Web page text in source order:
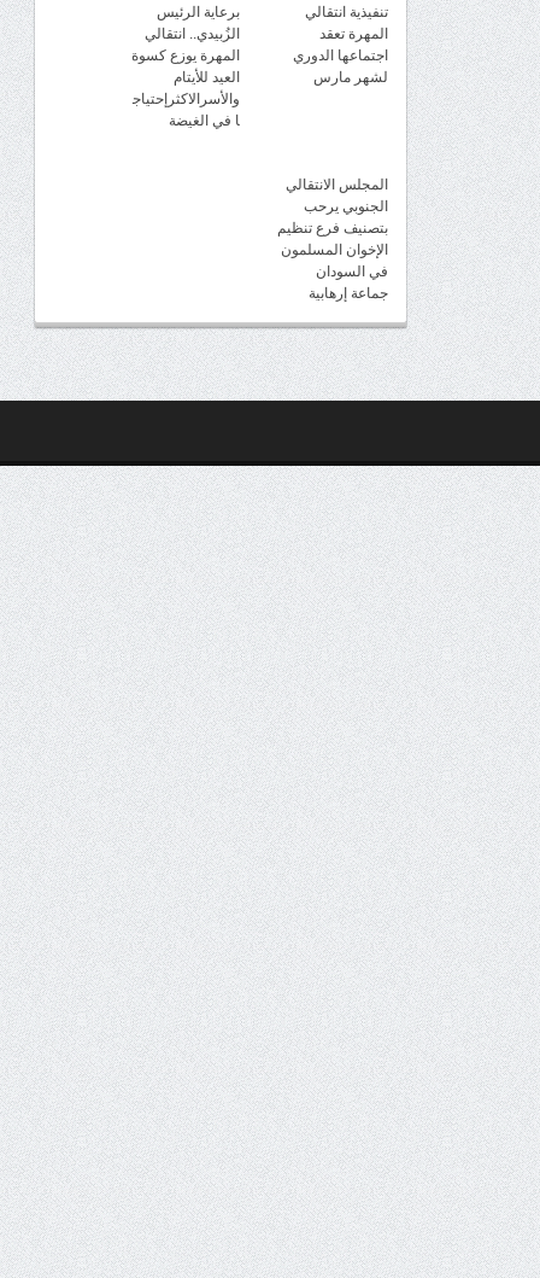
تنفيذية انتقالي
المهرة تعقد
اجتماعها الدوري
لشهر مارس
برعاية الرئيس
الزُبيدي.. انتقالي
المهرة يوزع كسوة
العيد للأيتام
والأسرالاكثرإحتياج
ا في الغيضة
المجلس الانتقالي
الجنوبي يرحب
بتصنيف فرع تنظيم
الإخوان المسلمون
في السودان
جماعة إرهابية